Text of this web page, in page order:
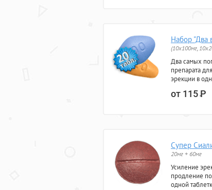
Набор "Два
(10x100мг,
Два самых
препарата
эрекции в
от 115Р
Супер
20мг + 60мг
Усиление
продление
одной